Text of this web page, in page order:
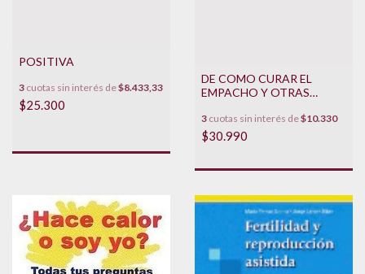
POSITIVA
3 cuotas sin interés de$8.433,33
$25.300
DE COMO CURAR EL
EMPACHO Y OTRAS
3 cuotas sin interés de$10.330
$30.990